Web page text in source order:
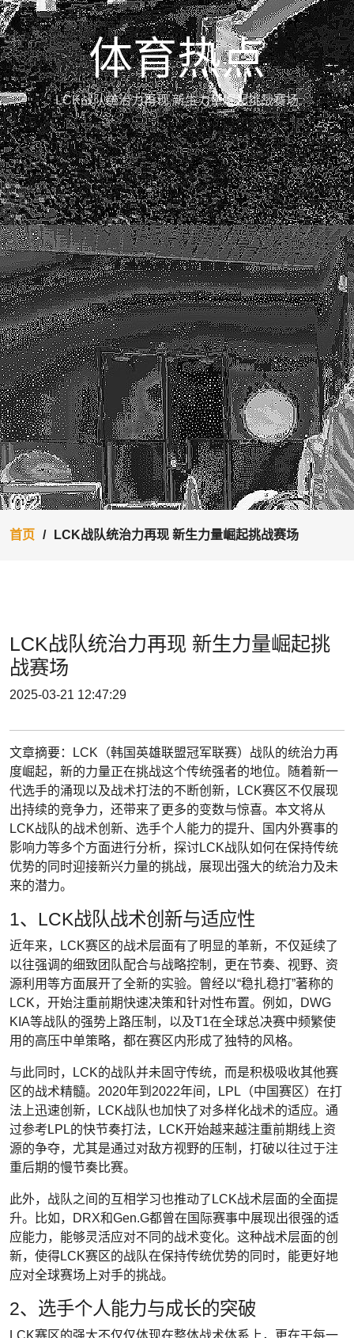
体育热点
LCK战队统治力再现 新生力量崛起挑战赛场
首页 LCK战队统治力再现 新生力量崛起挑战赛场
LCK战队统治力再现 新生力量崛起挑
战赛场
2025-03-21 12:47:29
文章摘要：LCK（韩国英雄联盟冠军联赛）战队的统治力再
度崛起，新的力量正在挑战这个传统强者的地位。随着新一
代选手的涌现以及战术打法的不断创新，LCK赛区不仅展现
出持续的竞争力，还带来了更多的变数与惊喜。本文将从
LCK战队的战术创新、选手个人能力的提升、国内外赛事的
影响力等多个方面进行分析，探讨LCK战队如何在保持传统
优势的同时迎接新兴力量的挑战，展现出强大的统治力及未
来的潜力。
1、LCK战队战术创新与适应性
近年来，LCK赛区的战术层面有了明显的革新，不仅延续了
以往强调的细致团队配合与战略控制，更在节奏、视野、资
源利用等方面展开了全新的实验。曾经以“稳扎稳打”著称的
LCK，开始注重前期快速决策和针对性布置。例如，DWG
KIA等战队的强势上路压制，以及T1在全球总决赛中频繁使
用的高压中单策略，都在赛区内形成了独特的风格。
与此同时，LCK的战队并未固守传统，而是积极吸收其他赛
区的战术精髓。2020年到2022年间，LPL（中国赛区）在打
法上迅速创新，LCK战队也加快了对多样化战术的适应。通
过参考LPL的快节奏打法，LCK开始越来越注重前期线上资
源的争夺，尤其是通过对敌方视野的压制，打破以往过于注
重后期的慢节奏比赛。
此外，战队之间的互相学习也推动了LCK战术层面的全面提
升。比如，DRX和Gen.G都曾在国际赛事中展现出很强的适
应能力，能够灵活应对不同的战术变化。这种战术层面的创
新，使得LCK赛区的战队在保持传统优势的同时，能更好地
应对全球赛场上对手的挑战。
2、选手个人能力与成长的突破
LCK赛区的强大不仅仅体现在整体战术体系上，更在于每一